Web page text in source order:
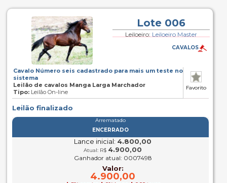
Lote 006
Leiloeiro: Leiloeiro Master
Cavalo Número seis cadastrado para mais um teste no
sistema
Leilão de cavalos Manga Larga Marchador
Tipo:Leilão On-line
Favorito
CAVALOS
Leilão finalizado
Arrematado
ENCERRADO
Lance inicial: 4.800,00
Atual: R$ 4.900,00
Ganhador atual: 0007498
Valor:
4.900,00